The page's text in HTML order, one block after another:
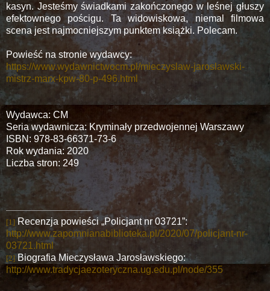
kasyn. Jesteśmy świadkami zakończonego w leśnej głuszy
efektownego pościgu. Ta widowiskowa, niemal filmowa
scena jest najmocniejszym punktem książki. Polecam.
Powieść na stronie wydawcy:
https://www.wydawnictwocm.pl/mieczyslaw-jaroslawski-
mistrz-marx-kpw-80-p-496.html
Wydawca: CM
Seria wydawnicza: Kryminały przedwojennej Warszawy
ISBN: 978-83-66371-73-6
Rok wydania: 2020
Liczba stron: 249
[1] Recenzja powieści „Policjant nr 03721”:
http://www.zapomnianabiblioteka.pl/2020/07/policjant-nr-
03721.html
[2] Biografia Mieczysława Jarosławskiego:
http://www.tradycjaezoteryczna.ug.edu.pl/node/355